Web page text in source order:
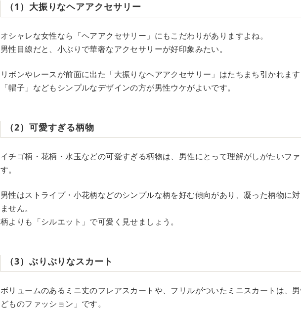
（1）大振りなヘアアクセサリー
オシャレな女性なら「ヘアアクセサリー」にもこだわりがありますよね。
男性目線だと、小ぶりで華奢なアクセサリーが好印象みたい。
リボンやレースが前面に出た「大振りなヘアアクセサリー」はたちまち引かれます
「帽子」などもシンプルなデザインの方が男性ウケがよいです。
（2）可愛すぎる柄物
イチゴ柄・花柄・水玉などの可愛すぎる柄物は、男性にとって理解がしがたいフ
す。
男性はストライプ・小花柄などのシンプルな柄を好む傾向があり、凝った柄物に
ません。
柄よりも「シルエット」で可愛く見せましょう。
（3）ぶりぶりなスカート
ボリュームのあるミニ丈のフレアスカートや、フリルがついたミニスカートは、
どものファッション」です。